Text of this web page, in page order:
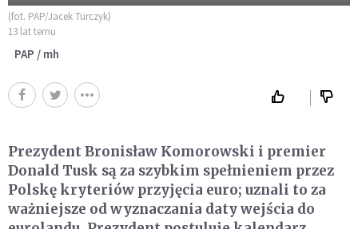
(fot. PAP/Jacek Turczyk)
13 lat temu
PAP / mh
Prezydent Bronisław Komorowski i premier
Donald Tusk są za szybkim spełnieniem przez
Polskę kryteriów przyjęcia euro; uznali to za
ważniejsze od wyznaczania daty wejścia do